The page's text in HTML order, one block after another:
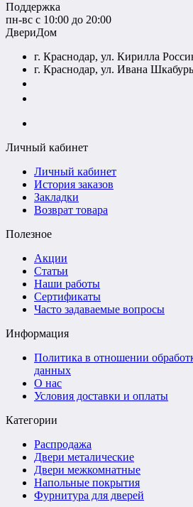
Поддержка
пн-вс с 10:00 до 20:00
ДвериДом
г. Краснодар, ул. Кирилла
г. Краснодар, ул. Ивана
Личный кабинет
Личный кабинет
История заказов
Закладки
Возврат товара
Полезное
Акции
Статьи
Наши работы
Сертификаты
Часто задаваемые вопросы
Информация
Политика в отношении
данных
О нас
Условия доставки и оплаты
Категории
Распродажа
Двери металические
Двери межкомнатные
Напольные покрытия
Фурнитура для дверей